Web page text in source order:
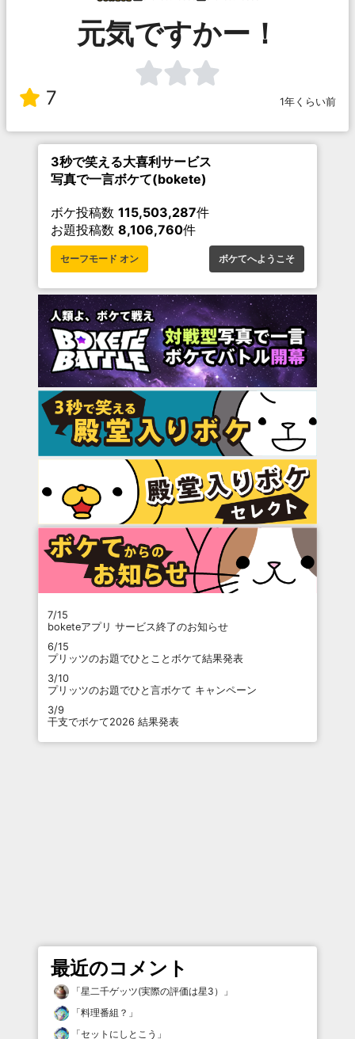
元気ですかー！
7 1年くらい前
3秒で笑える大喜利サービス
写真で一言ボケて(bokete)
ボケ投稿数 115,503,287件
お題投稿数 8,106,760件
セーフモード オン ボケてへようこそ
7/15
boketeアプリ サービス終了のお知らせ
6/15
プリッツのお題でひとことボケて結果発表
3/10
プリッツのお題でひと言ボケて キャンペーン
3/9
干支でボケて2026 結果発表
最近のコメント
「星二千ゲッツ(実際の評価は星3）
」
「料理番組？ 」
「セットにしとこう 」